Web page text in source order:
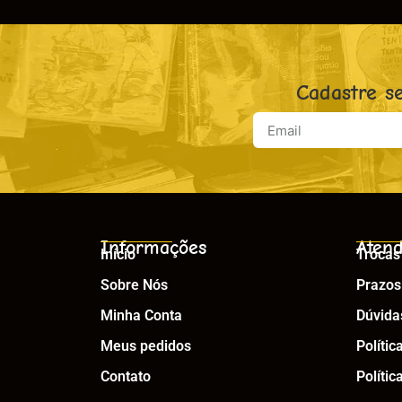
Cadastre
Informações
Início
Sobre Nós
Minha Conta
Meus pedidos
Contato